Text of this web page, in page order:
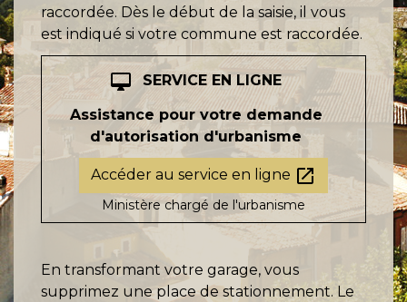
raccordée. Dès le début de la saisie, il vous
est indiqué si votre commune est raccordée.
desktop_mac
SERVICE EN LIGNE
Assistance pour votre demande
d'autorisation d'urbanisme
Accéder au service en ligne open_in_new
Ministère chargé de l'urbanisme
En transformant votre garage, vous
supprimez une place de stationnement. Le